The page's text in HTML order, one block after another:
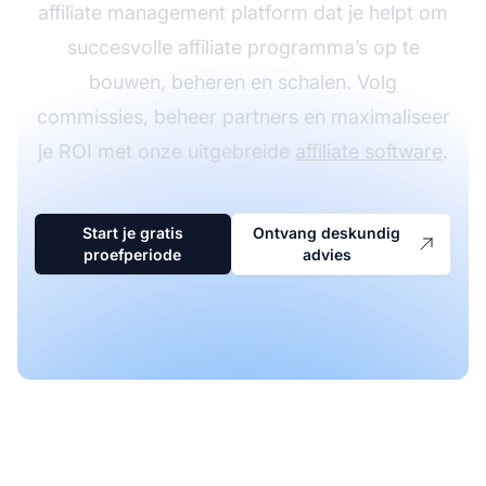
affiliate management platform dat je helpt om
succesvolle affiliate programma’s op te
bouwen, beheren en schalen. Volg
commissies, beheer partners en maximaliseer
je ROI met onze uitgebreide affiliate software.
Start je gratis
proefperiode
Ontvang deskundig
advies